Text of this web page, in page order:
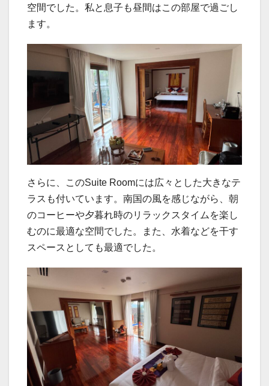
空間でした。私と息子も昼間はこの部屋で過ごし
ます。
さらに、このSuite Roomには広々とした大きなテ
ラスも付いています。南国の風を感じながら、朝
のコーヒーや夕暮れ時のリラックスタイムを楽し
むのに最適な空間でした。また、水着などを干す
スペースとしても最適でした。